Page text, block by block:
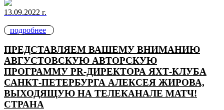
13.09.2022 г.
подробнее
ПРЕДСТАВЛЯЕМ ВАШЕМУ ВНИМАНИЮ
АВГУСТОВСКУЮ АВТОРСКУЮ
ПРОГРАММУ PR-ДИРЕКТОРА ЯХТ-КЛУБА
САНКТ-ПЕТЕРБУРГА АЛЕКСЕЯ ЖИРОВА,
ВЫХОДЯЩУЮ НА ТЕЛЕКАНАЛЕ МАТЧ!
СТРАНА